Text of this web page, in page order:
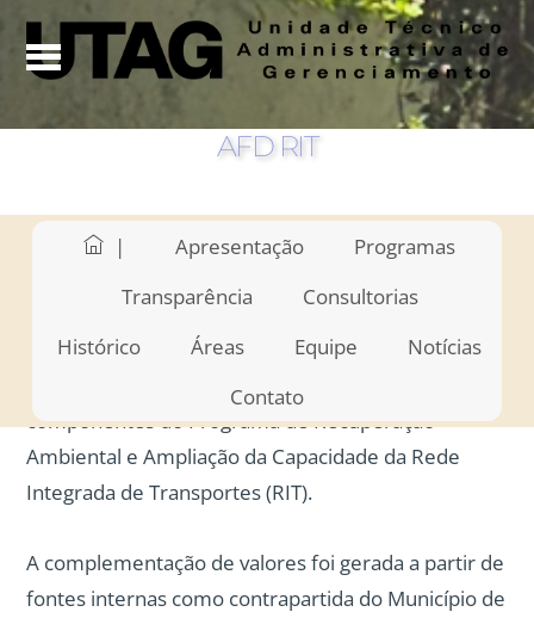
AFD RIT
| Apresentação
Programas
Transparência
Consultorias
Histórico
Áreas Equipe
Notícias
Contato
financiamento contratada junto à Agência Francesa
de Desenvolvimento (AFD), a PMC obteve 50% do
valor previsto para a implementação dos
componentes do Programa de Recuperação
Ambiental e Ampliação da Capacidade da Rede
Integrada de Transportes (RIT).
A complementação de valores foi gerada a partir de
fontes internas como contrapartida do Município de